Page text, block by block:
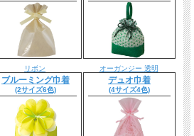
リボン
ブルーミング巾着
(2サイズ6色)
オーガンジー 透明
デュオ巾着
(4サイズ4色)